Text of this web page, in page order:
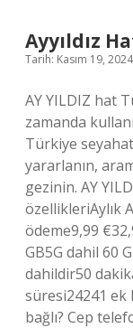
Ayyıldız
Tarih: Kasım 19, 2024
AY YILDIZ hat
zamanda
Türkiye
yararlanın,
gezinin. AY
özellikleriAylık
ödeme9,99
GB5G dahil 60
dahildir50
süresi24241 ek
bağlı? Cep